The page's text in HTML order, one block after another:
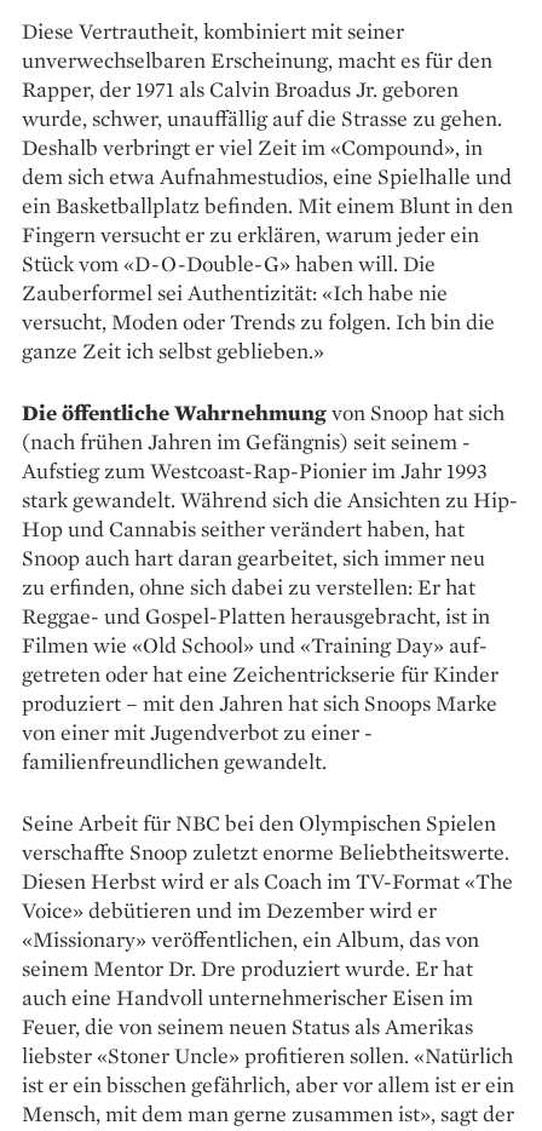
Diese Vertrautheit, kombiniert mit seiner
unverwechselbaren Erscheinung, macht es für den
Rapper, der 1971 als Calvin Broadus Jr. geboren
wurde, schwer, ­unauffällig auf die Strasse zu gehen.
Deshalb verbringt er viel Zeit im «Compound», in
dem sich etwa Aufnahmestudios, eine Spielhalle und
ein Basketballplatz ­befinden. Mit einem Blunt in den
Fingern versucht er zu erklären, ­warum jeder ein
Stück vom «D-O-Double-G» haben will. Die
Zauberformel sei Authentizität: «Ich habe nie
versucht, Moden oder Trends zu folgen. Ich bin die
ganze Zeit ich selbst geblieben.»
Die öffentliche Wahrnehmungvon Snoop hat sich
(nach frühen ­Jahren im Gefängnis) seit seinem ­
Aufstieg zum Westcoast-Rap-Pionier im Jahr 1993
stark gewandelt. Während sich die Ansichten zu Hip-
Hop und Cannabis seither ver­ändert ­haben, hat
Snoop auch hart daran gearbeitet, sich immer neu
zu ­erfinden, ohne sich dabei zu ver­stellen: Er hat
Reggae- und Gospel-Platten heraus­gebracht, ist in
Filmen wie «Old School» und «Training Day» auf­
getreten oder hat eine Zeichentrick­serie für Kinder
produziert – mit den Jahren hat sich Snoops Marke
von ­einer mit Jugendverbot zu einer ­
familienfreundlichen gewandelt.
Seine Arbeit für NBC bei den Olympischen Spielen
verschaffte Snoop zuletzt enorme Beliebtheitswerte.
Diesen Herbst wird er als Coach im TV-Format «The
Voice» debütieren und im Dezember wird er
«Missionary» veröffentlichen, ein Album, das von
seinem Mentor Dr. Dre produziert wurde. Er hat
auch eine Handvoll unternehmerischer ­Eisen im
Feuer, die von seinem neuen Status als Amerikas
liebster «Stoner Uncle» profitieren sollen. «Natürlich
ist er ein bisschen gefährlich, aber vor allem ist er ein
Mensch, mit dem man gerne zusammen ist», sagt der